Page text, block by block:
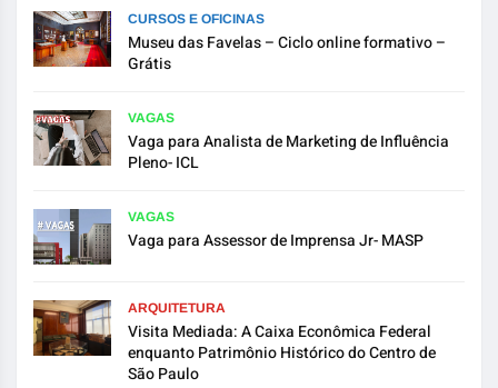
CURSOS E OFICINAS
Museu das Favelas – Ciclo online formativo –
Grátis
VAGAS
Vaga para Analista de Marketing de Influência
Pleno- ICL
VAGAS
Vaga para Assessor de Imprensa Jr- MASP
ARQUITETURA
Visita Mediada: A Caixa Econômica Federal
enquanto Patrimônio Histórico do Centro de
São Paulo